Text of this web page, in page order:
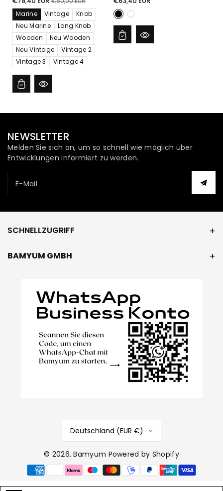
Preis
Marine Vintage
Knob
Neu Marine
Long Knob
Wooden
Neu Wooden
Neu Vintage
Vintage 2
Vintage 3
Vintage 4
Preis
NEWSLETTER
Melden Sie sich an, um so schnell wie möglich über
Entwicklungen informiert zu werden.
E-Mail
SCHNELLZUGRIFF
BAMYUM GMBH
Deutschland (EUR €)
© 2026,Bamyum Powered by Shopify
Zahlungsmethoden